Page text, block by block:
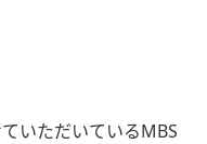
いただいているMBS